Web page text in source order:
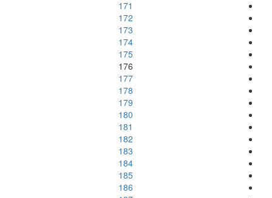
171
172
173
174
175
176
177
178
179
180
181
182
183
184
185
186